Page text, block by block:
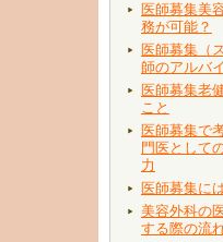
医師募集美
務が可能？
医師募集（
師のアルバイ
医師募集老
こと
医師募集で
門医として
力
医師募集に
美容外科の
する際の流